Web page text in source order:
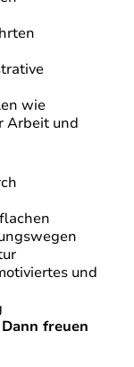
wie
Arbeit und
und
freuen